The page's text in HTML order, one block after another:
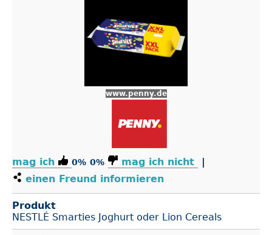
www.penny.de
mag ich 0% 0% mag ich nicht
einen Freund informieren
Produkt
NESTLÉ Smarties Joghurt oder Lion Cereals